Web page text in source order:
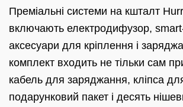
Преміальні системи на кшталт
включають електродифузор,
аксесуари для кріплення і
комплект входить не тільки сам
кабель для заряджання, кліпса
подарунковий пакет і десять